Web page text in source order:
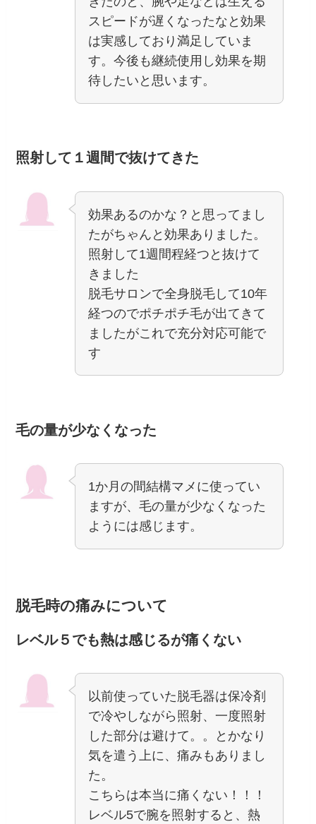
スピードが遅くなったなと効果
は実感しており満足していま
す。今後も継続使用し効果を期
待したいと思います。
照射して１週間で抜けてきた
効果あるのかな？と思ってまし
たがちゃんと効果ありました。
照射して1週間程経つと抜けて
きました
脱毛サロンで全身脱毛して10年
経つのでポチポチ毛が出てきて
ましたがこれで充分対応可能で
す
毛の量が少なくなった
1か月の間結構マメに使ってい
ますが、毛の量が少なくなった
ようには感じます。
脱毛時の痛みについて
レベル５でも熱は感じるが痛くない
以前使っていた脱毛器は保冷剤
で冷やしながら照射、一度照射
した部分は避けて。。とかなり
気を遣う上に、痛みもありまし
た。
こちらは本当に痛くない！！！
レベル5で腕を照射すると、熱